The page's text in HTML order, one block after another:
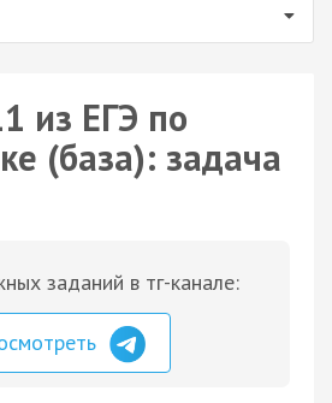
из ЕГЭ по
(база): задача
заданий в тг-канале: